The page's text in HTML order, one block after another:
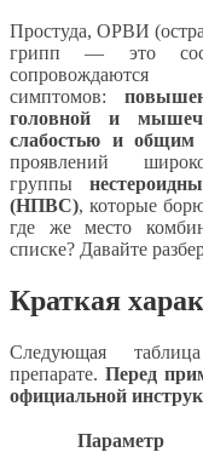
Простуда, ОРВИ
грипп — это
симптомов:
головной и
слабостью и общим
проявлений
группы
(НПВС), которые
где же место
списке? Давайте
Краткая
Следующая
препарате. Перед
официальной
Параметр